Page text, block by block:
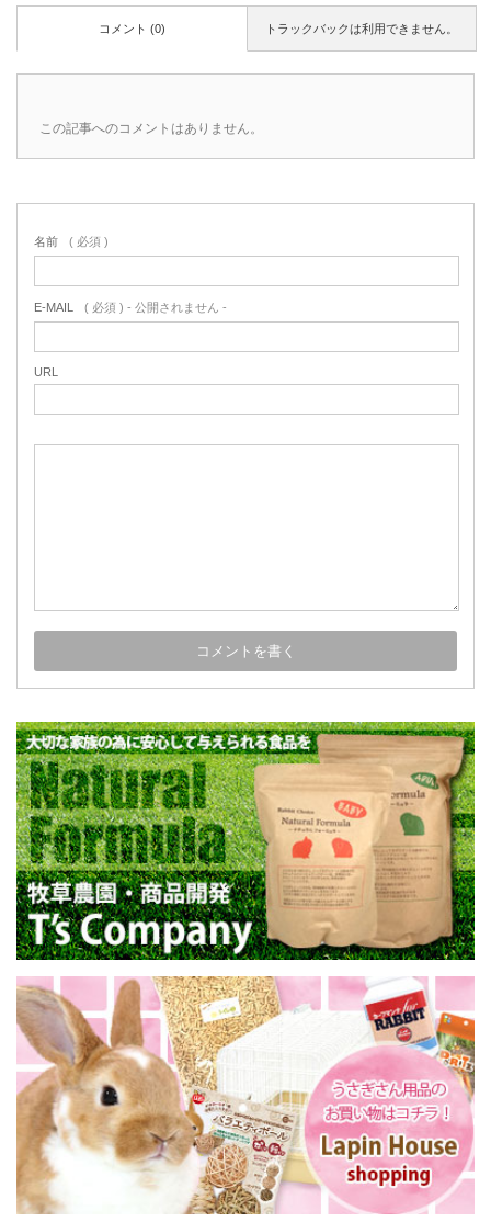
トラックバックは利用できません。
コメント (0)
この記事へのコメントはありません。
名前 ( 必須 )
E-MAIL ( 必須 ) - 公開されません -
URL